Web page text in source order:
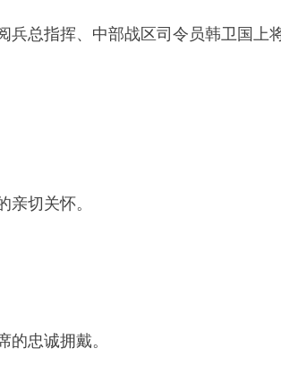
总指挥、中部战区司令员韩卫国上
切关怀。
忠诚拥戴。